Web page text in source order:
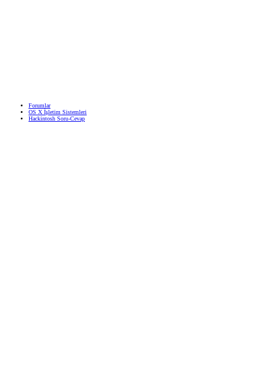
Forumlar
OS X İşletim Sistemleri
Hackintosh Soru-Cevap